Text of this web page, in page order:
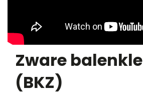
Zware
(BKZ)